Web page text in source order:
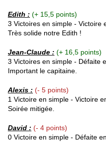
Edith : (+ 15,5 points)
3 Victoires en simple - Victoire
Très solide notre Edith !
Jean-Claude : (+ 16,5 points)
3 Victoires en simple - Défaite
Important le capitaine.
Alexis : (- 5 points)
1 Victoire en simple - Victoire
Soirée mitigée.
David : (- 4 points)
0 Victoire en simple - Défaite